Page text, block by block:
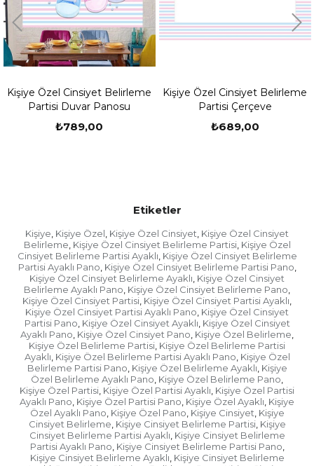
-Doğum günü kutlamanızın zamanı var ise
fotoğraflarınızı daha sonra göndermek isterseniz
sipariş numaranız ile
birliktetasarim@partioutlet.com
Kargonuzu Teslim Almadan Önce Yapılması
kargo fişinin üzerine "ürün kontrol edilmeden
- Ürünü teslim aldığınızda kargo görevlisi gitmeden
hızlıca açıp kontrol edin. Herhangi bir hasar varsa
kargo görevlisiyle beraber "hasar tespit tutanağı"
tutun ve kargo görevlisi ayrılmadan ürünü
kendisine teslim edin.
Kişiye Özel Cinsiyet Belirleme
Partisi Duvar Panosu
₺789,00
Kişiye Özel Cinsiyet Belirleme
Partisi Çerçeve
₺689,00
Etiketler
Kişiye, Kişiye Özel, Kişiye Özel Cinsiyet, Kişiye Özel Cinsiyet
Belirleme, Kişiye Özel Cinsiyet Belirleme Partisi, Kişiye Özel
Cinsiyet Belirleme Partisi Ayaklı, Kişiye Özel Cinsiyet Belirleme
Partisi Ayaklı Pano, Kişiye Özel Cinsiyet Belirleme Partisi Pano,
Kişiye Özel Cinsiyet Belirleme Ayaklı, Kişiye Özel Cinsiyet
Belirleme Ayaklı Pano, Kişiye Özel Cinsiyet Belirleme Pano,
Kişiye Özel Cinsiyet Partisi, Kişiye Özel Cinsiyet Partisi Ayaklı,
Kişiye Özel Cinsiyet Partisi Ayaklı Pano, Kişiye Özel Cinsiyet
Partisi Pano, Kişiye Özel Cinsiyet Ayaklı, Kişiye Özel Cinsiyet
Ayaklı Pano, Kişiye Özel Cinsiyet Pano, Kişiye Özel Belirleme,
Kişiye Özel Belirleme Partisi, Kişiye Özel Belirleme Partisi
Ayaklı, Kişiye Özel Belirleme Partisi Ayaklı Pano, Kişiye Özel
Belirleme Partisi Pano, Kişiye Özel Belirleme Ayaklı, Kişiye
Özel Belirleme Ayaklı Pano, Kişiye Özel Belirleme Pano,
Kişiye Özel Partisi, Kişiye Özel Partisi Ayaklı, Kişiye Özel Partisi
Ayaklı Pano, Kişiye Özel Partisi Pano, Kişiye Özel Ayaklı, Kişiye
Özel Ayaklı Pano, Kişiye Özel Pano, Kişiye Cinsiyet, Kişiye
Cinsiyet Belirleme, Kişiye Cinsiyet Belirleme Partisi, Kişiye
Cinsiyet Belirleme Partisi Ayaklı, Kişiye Cinsiyet Belirleme
Partisi Ayaklı Pano, Kişiye Cinsiyet Belirleme Partisi Pano,
Kişiye Cinsiyet Belirleme Ayaklı, Kişiye Cinsiyet Belirleme